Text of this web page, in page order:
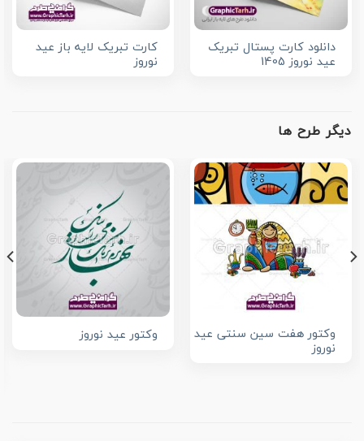
دانلود کارت پستال تبریک
عید نوروز 1405
کارت تبریک لایه باز عید
نوروز
دیگر طرح ها
وکتور هفت سین سنتی عید
نوروز
وکتور عید نوروز